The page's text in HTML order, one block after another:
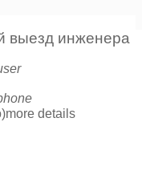
выезд инженера
more details